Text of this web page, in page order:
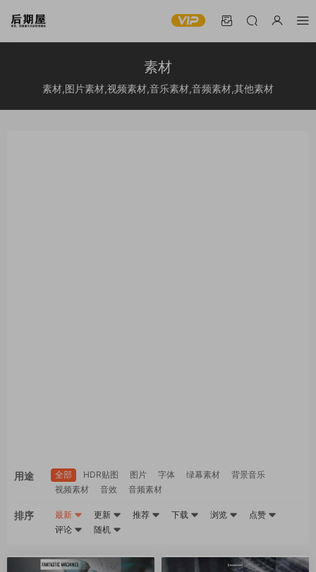
素材
素材,图片素材,视频素材,音乐素材,音频素材,其他素材
用途 全部 HDR贴图 图片 字体 绿幕素材
背景音乐
视频素材
音效 音频素材
排序 最新 更新 推荐 下载 浏览
点赞
评论
随机